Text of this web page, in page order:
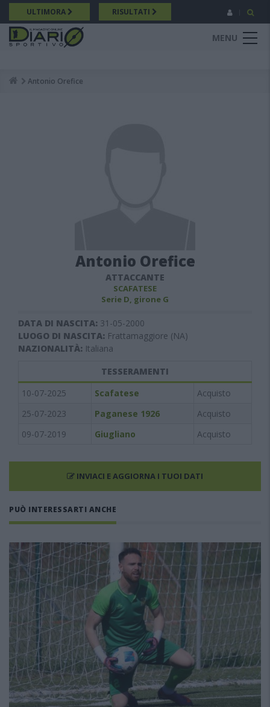
Salta
al
contenuto
principale
ULTIMORA RISULTATI
MENU
Breadcrumb
Antonio Orefice
Antonio Orefice
ATTACCANTE
SCAFATESE
Serie D, girone G
DATA DI NASCITA: 31-05-2000
LUOGO DI NASCITA: Frattamaggiore (NA)
NAZIONALITÀ: Italiana
TESSERAMENTI
10-07-2025
Scafatese
Acquisto
25-07-2023
Paganese 1926
Acquisto
09-07-2019
Giugliano Acquisto
INVIACI E AGGIORNA I TUOI DATI
PUÒ INTERESSARTI ANCHE